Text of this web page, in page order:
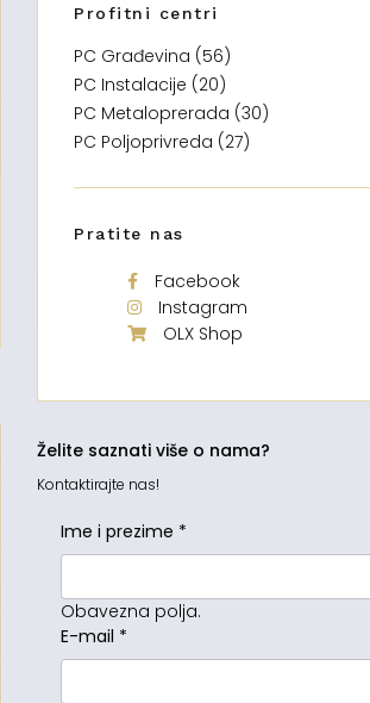
Profitni centri
PC Građevina (56)
PC Instalacije (20)
PC Metaloprerada (30)
PC Poljoprivreda (27)
Pratite nas
Facebook
Instagram
OLX Shop
Želite saznati više o nama?
Kontaktirajte nas!
Ime i prezime *
Obavezna polja.
E-mail *